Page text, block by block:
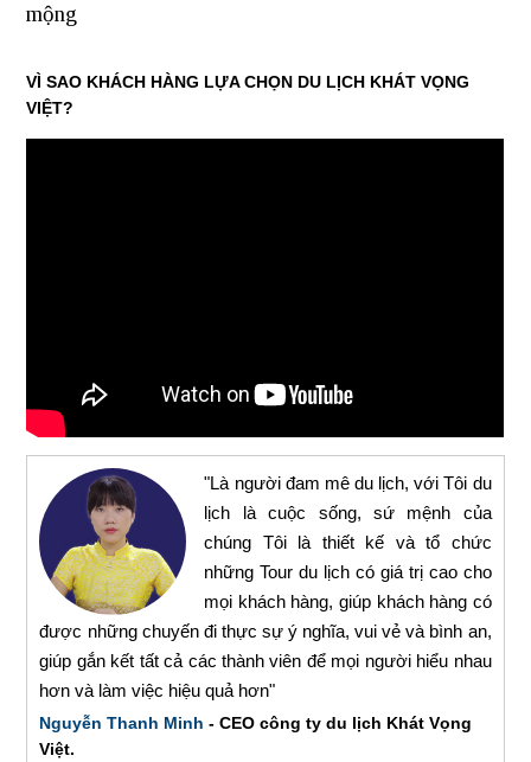
mộng
VÌ SAO KHÁCH HÀNG LỰA CHỌN DU LỊCH KHÁT VỌNG
VIỆT?
"Là người đam mê du lịch, với Tôi du
lịch là cuộc sống, sứ mệnh của
chúng Tôi là thiết kế và tổ chức
những Tour du lịch có giá trị cao cho
mọi khách hàng, giúp khách hàng có
được những chuyến đi thực sự ý nghĩa, vui vẻ và bình an,
giúp gắn kết tất cả các thành viên để mọi người hiểu nhau
hơn và làm việc hiệu quả hơn"
Nguyễn Thanh Minh - CEO công ty du lịch Khát Vọng
Việt.